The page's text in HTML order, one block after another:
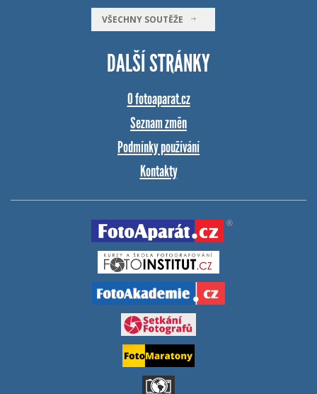
VŠECHNY SOUTĚŽE
DALŠÍ STRÁNKY
O fotoaparat.cz
Seznam změn
Podmínky používání
Kontakty